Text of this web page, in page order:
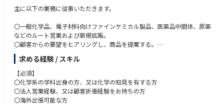
主に以下の業務に従事いただきます。
〇一般化学品、電子材料向けファインケミカル製品、医薬品中間体、原薬
などのルート営業および新規拡販。
〇顧客からの要望をヒアリングし、商品を提案する。
〇中国を中心とした供給元より、電子材料や医薬中間体、原薬をはじめと
する有機化合物を幅広く企画・提案頂く。
求める経験 / スキル
【必須】
〇化学系の学科出身の方、又は化学の知見を有する方
〇法人営業経験、又は顧客折衝経験をお持ちの方
〇海外出張可能な方